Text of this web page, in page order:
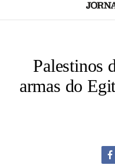
Palestinos
armas do